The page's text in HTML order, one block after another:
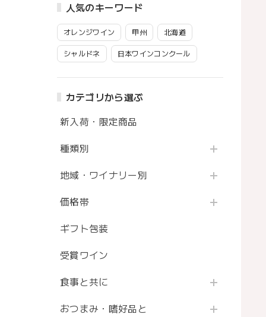
人気のキーワード
オレンジワイン 甲州 北海道
シャルドネ 日本ワインコンクール
カテゴリから選ぶ
新入荷・限定商品
種類別
地域・ワイナリー別
価格帯
ギフト包装
受賞ワイン
食事と共に
おつまみ・嗜好品と